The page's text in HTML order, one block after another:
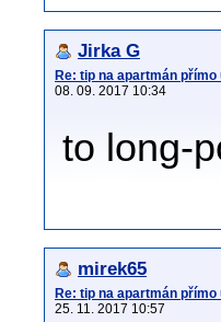
Jirka G
Re: tip na apartmán přímo
08. 09. 2017 10:34
to long-
mirek65
Re: tip na apartmán
25. 11. 2017 10:57